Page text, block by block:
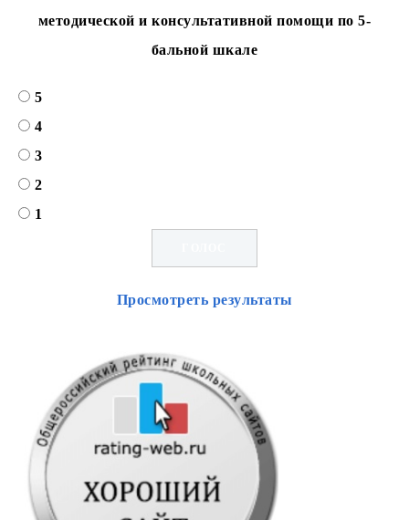
методической и консультативной помощи по 5-
бальной шкале
5
4
3
2
1
Просмотреть результаты